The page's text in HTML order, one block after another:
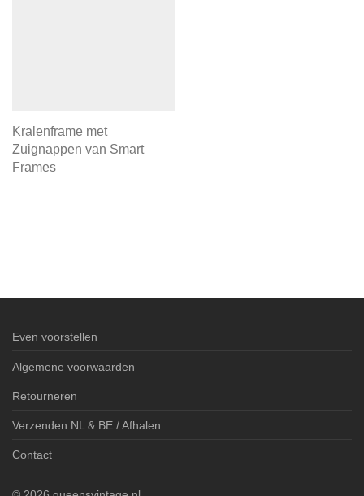
Kralenframe met
Zuignappen van Smart
Frames
Even voorstellen
Algemene voorwaarden
Retourneren
Verzenden NL & BE / Afhalen
Contact